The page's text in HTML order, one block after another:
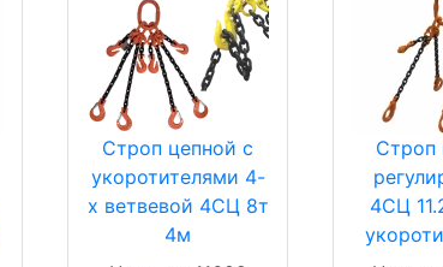
Строп цепной с
укоротителями 4-
х ветвевой 4СЦ 8т
4м
Строп
4СЦ